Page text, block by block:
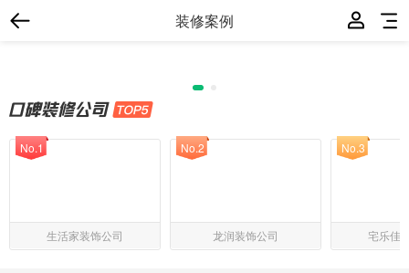
装修案例
生活家装饰公司
No.1
龙润装饰公司
No.2
宅乐佳
No.3